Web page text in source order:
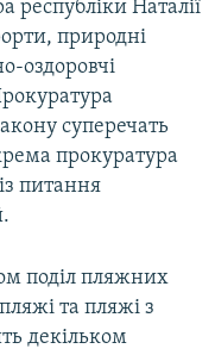
республіки Наталії
природні
оздоровчі
суперечать
прокуратура
питання
поділ пляжних
та пляжі з
декільком